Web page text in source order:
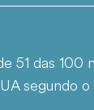
51 das 100
segundo o